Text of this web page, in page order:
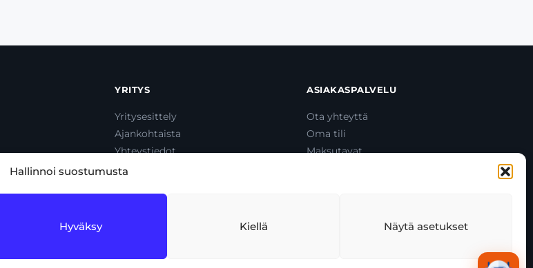
Hallinnoi suostumusta
Hyväksy Kiellä Näytä asetukset
YRITYS
Yritysesittely
Ajankohtaista
Yhteystiedot
ASIAKASPALVELU
Ota yhteyttä
Oma tili
Maksutavat
asiakaspalvelu@toolcat.fi